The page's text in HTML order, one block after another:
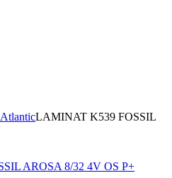
AtlanticLAMINAT K539 FOSSIL